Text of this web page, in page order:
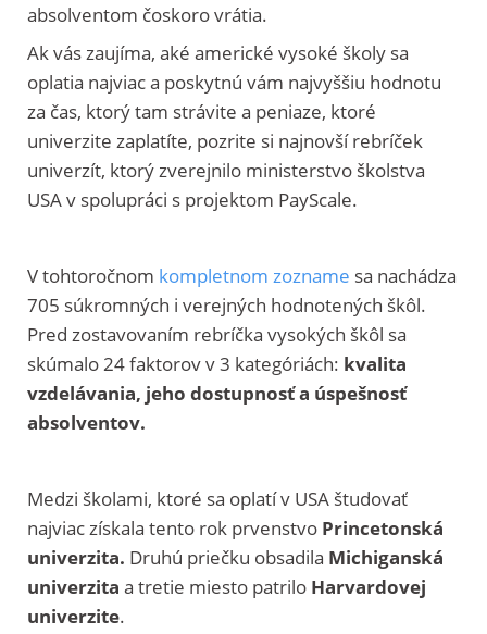
absolventom čoskoro vrátia.
Ak vás zaujíma, aké americké vysoké školy sa
oplatia najviac a poskytnú vám najvyššiu hodnotu
za čas, ktorý tam strávite a peniaze, ktoré
univerzite zaplatíte, pozrite si najnovší rebríček
univerzít, ktorý zverejnilo ministerstvo školstva
USA v spolupráci s projektom PayScale.
V tohtoročnom kompletnom zozname sa nachádza
705 súkromných i verejných hodnotených škôl.
Pred zostavovaním rebríčka vysokých škôl sa
skúmalo 24 faktorov v 3 kategóriách: kvalita
vzdelávania, jeho dostupnosť a úspešnosť
absolventov.
Medzi školami, ktoré sa oplatí v USA študovať
najviac získala tento rok prvenstvo Princetonská
univerzita. Druhú priečku obsadila Michiganská
univerzita a tretie miesto patrilo Harvardovej
univerzite.